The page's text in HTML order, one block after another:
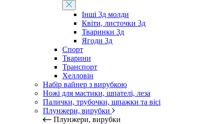
Інші 3д молди
Квіти, листочки 3д
Тваринки 3д
Ягоди 3д
Спорт
Тварини
Транспорт
Хелловін
Набір вайнер з вирубкою
Ножі для мастики, шпателі, леза
Палички, трубочки, шпажки та вісі
Плунжери, вирубки
Плунжери, вирубки